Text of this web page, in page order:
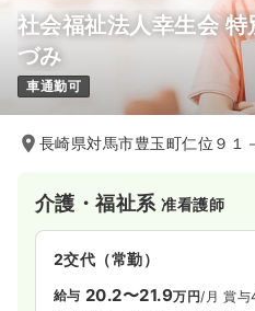
社会福祉法人幸生会
づみ
車通勤可
長崎県対馬市豊玉町仁位９１
介護・福祉系准看護師
2交代（常勤）
給与 20.2〜21.9万円/月 賞与